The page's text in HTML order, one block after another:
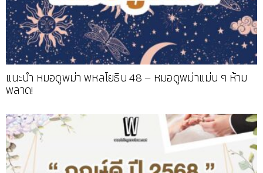
แนะนำ หมอดูพม่า พหลโยธิน 48 – หมอดูพม่าแม่น ๆ ห้าม
พลาด!